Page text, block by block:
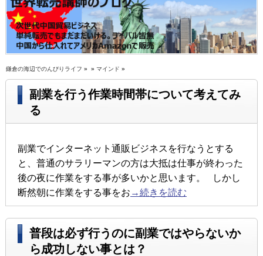
鎌倉の海辺でのんびりライフ » » マインド »
副業を行う作業時間帯について考えてみ
る
副業でインターネット通販ビジネスを行なうとする
と、普通のサラリーマンの方は大抵は仕事が終わった
後の夜に作業をする事が多いかと思います。 しかし
断然朝に作業をする事をお →続きを読む
普段は必ず行うのに副業ではやらないか
ら成功しない事とは？